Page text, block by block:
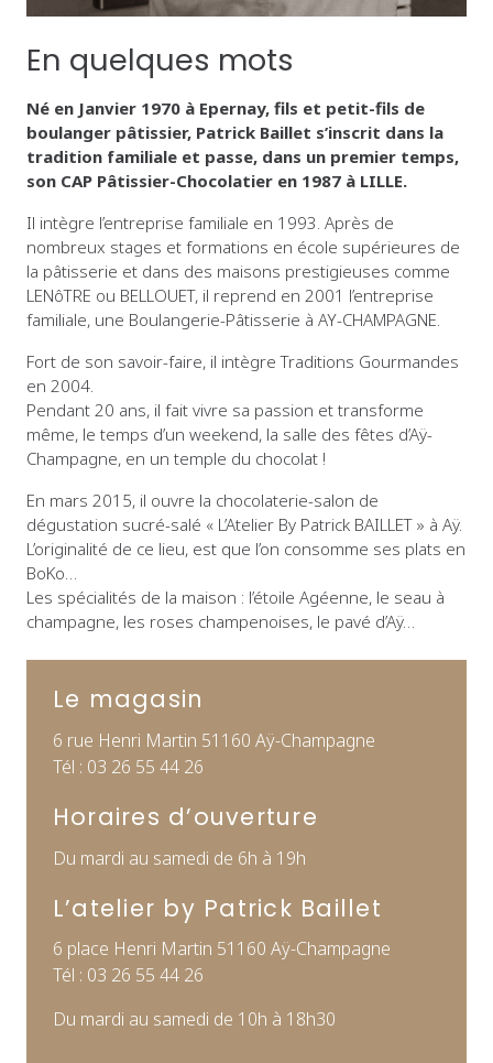
En quelques mots
Né en Janvier 1970 à Epernay, fils et petit-fils de
boulanger pâtissier, Patrick Baillet s’inscrit dans la
tradition familiale et passe, dans un premier temps,
son CAP Pâtissier-Chocolatier en 1987 à LILLE.
Il intègre l’entreprise familiale en 1993. Après de
nombreux stages et formations en école supérieures de
la pâtisserie et dans des maisons prestigieuses comme
LENôTRE ou BELLOUET, il reprend en 2001 l’entreprise
familiale, une Boulangerie-Pâtisserie à AY-CHAMPAGNE.
Fort de son savoir-faire, il intègre Traditions Gourmandes
en 2004.
Pendant 20 ans, il fait vivre sa passion et transforme
même, le temps d’un weekend, la salle des fêtes d’Aÿ-
Champagne, en un temple du chocolat !
En mars 2015, il ouvre la chocolaterie-salon de
dégustation sucré-salé « L’Atelier By Patrick BAILLET » à Aÿ.
L’originalité de ce lieu, est que l’on consomme ses plats en
BoKo…
Les spécialités de la maison : l’étoile Agéenne, le seau à
champagne, les roses champenoises, le pavé d’Aÿ…
Le magasin
6 rue Henri Martin 51160 Aÿ-Champagne
Tél : 03 26 55 44 26
Horaires d’ouverture
Du mardi au samedi de 6h à 19h
L’atelier by Patrick Baillet
6 place Henri Martin 51160 Aÿ-Champagne
Tél : 03 26 55 44 26
Du mardi au samedi de 10h à 18h30